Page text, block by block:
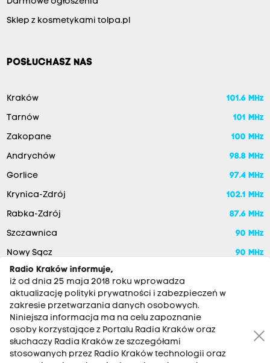
Sklep z kosmetykami tolpa.pl
POSŁUCHASZ NAS
Kraków 101.6 MHz
Tarnów 101 MHz
Zakopane 100 MHz
Andrychów 98.8 MHz
Gorlice 97.4 MHz
Krynica-Zdrój 102.1 MHz
Rabka-Zdrój 87.6 MHz
Szczawnica 90 MHz
Nowy Sącz 90 MHz
Radio Kraków informuje,
iż od dnia 25 maja 2018 roku wprowadza
aktualizację polityki prywatności i zabezpieczeń w
zakresie przetwarzania danych osobowych.
Niniejsza informacja ma na celu zapoznanie
osoby korzystające z Portalu Radia Kraków oraz
słuchaczy Radia Kraków ze szczegółami
stosowanych przez Radio Kraków technologii oraz